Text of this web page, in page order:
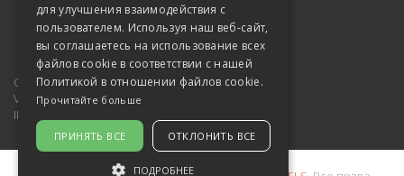
Отель управляется компанией
Viliam Sivek – SIVEK HOTELS
ID: 12633623, VAT: CZ460409715
для улучшения взаимодействия с
пользователем. Используя наш веб-сайт,
вы соглашаетесь на использование всех
файлов cookie в соответствии с нашей
Политикой в ​​отношении файлов cookie.
Прочитайте больше
ПРИНЯТЬ ВСЕ ОТКЛОНИТЬ ВСЕ
ПОДРОБНЕЕ